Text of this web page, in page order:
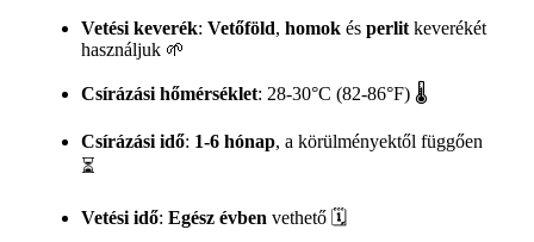
Vetési keverék: Vetőföld, homok és perlitkeverékét
használjuk 🌱
Csírázási hőmérséklet: 28-30°C (82-86°F) 🌡️
Csírázási idő: 1-6 hónap, a körülményektől függően
⏳
Vetési idő: Egész évben vethető 🗓️